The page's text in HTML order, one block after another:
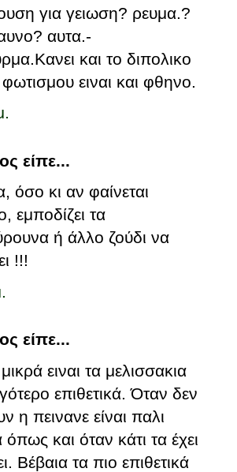
για γειωση? ρευμα.?
αυτα.-
και το διπολικο
ειναι και φθηνο.
είπε...
όσο κι αν φαίνεται
εμποδίζει τα
ή άλλο ζούδι να
!!!
είπε...
ειναι τα μελισσακια
επιθετικά. Όταν δεν
η πεινανε είναι παλι
όπως και όταν κάτι τα έχει
Βέβαια τα πιο επιθετικά